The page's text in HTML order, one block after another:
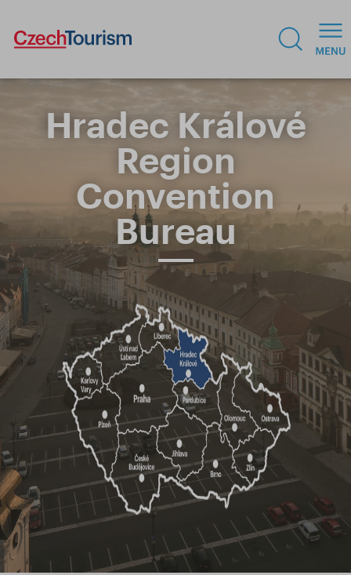
Hradec Králové
Region
Convention
Bureau